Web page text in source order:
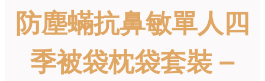
防塵蟎抗鼻敏單人四
季被袋枕袋套裝 –